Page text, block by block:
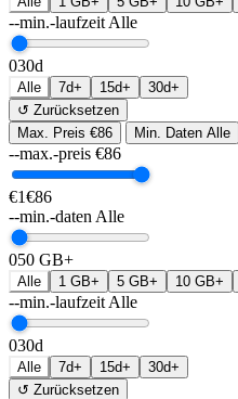
--min.-laufzeit Alle
030d
Alle 7d+ 15d+
30d+
↺ Zurücksetzen
Max. Preis €86 Min. Daten Alle
--max.-preis €86
€1€86
--min.-daten Alle
050 GB+
Alle 1 GB+ 5 GB+ 10 GB+
--min.-laufzeit Alle
030d
Alle 7d+ 15d+
30d+
↺ Zurücksetzen